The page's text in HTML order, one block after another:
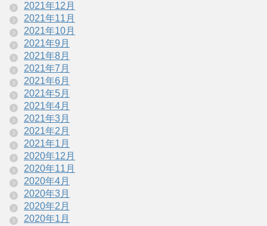
2021年12月
2021年11月
2021年10月
2021年9月
2021年8月
2021年7月
2021年6月
2021年5月
2021年4月
2021年3月
2021年2月
2021年1月
2020年12月
2020年11月
2020年4月
2020年3月
2020年2月
2020年1月